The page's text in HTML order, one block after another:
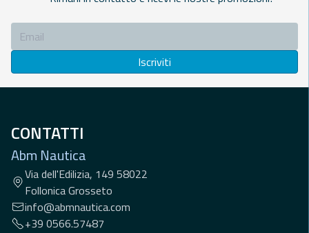
Iscriviti
CONTATTI
Abm Nautica
Via dell'Edilizia, 149 58022
Follonica Grosseto
info@abmnautica.com
+39 0566.57487